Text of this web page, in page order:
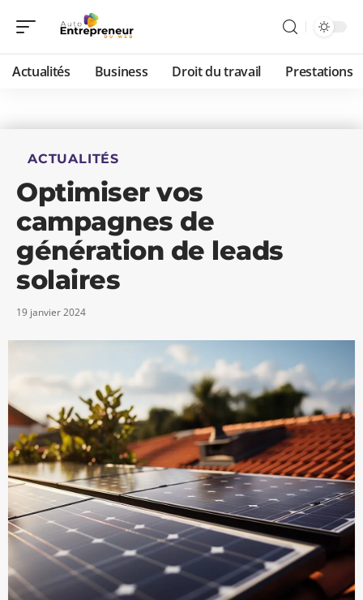
Actualités Business Droit du travail Prestations
ACTUALITÉS
Optimiser vos
campagnes de
génération de leads
solaires
19 janvier 2024